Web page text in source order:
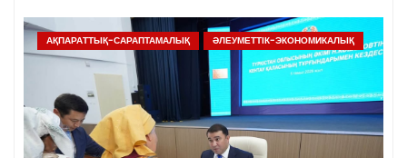
АҚПАРАТТЫҚ-САРАПТАМАЛЫҚ ӘЛЕУМЕТТІК-ЭКОНОМИКАЛЫҚ